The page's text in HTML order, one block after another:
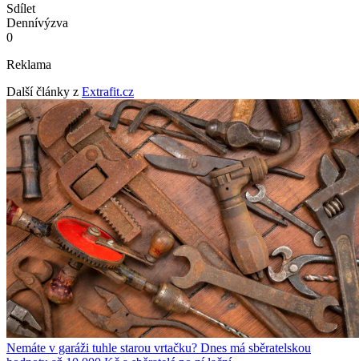
Sdílet
Dennívýzva
0
Reklama
Další články z Extrafit.cz
Nemáte v garáži tuhle starou vrtačku? Dnes má sběratelskou